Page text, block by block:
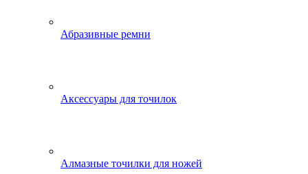
Абразивные ремни
Аксессуары для точилок
Алмазные точилки для ножей